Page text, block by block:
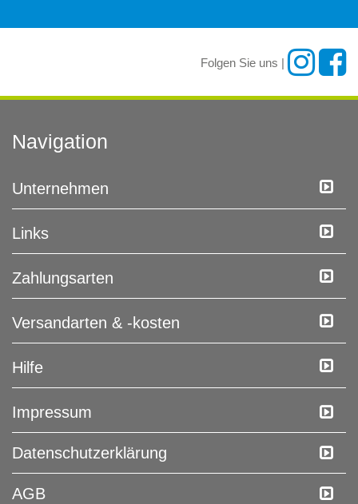
Folgen Sie uns |
Navigation
Unternehmen
Links
Zahlungsarten
Versandarten & -kosten
Hilfe
Impressum
Daten­schutz­erklärung
AGB